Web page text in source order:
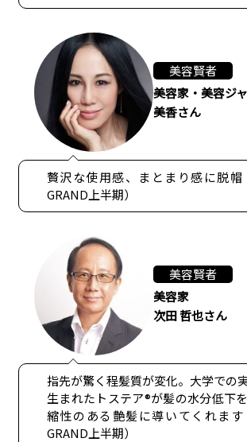
美容賢者
美容家・美容ジ
美香さん
贅沢な使用感、まとまり感に脱帽
GRAND上半期）
美容賢者
美容家
次田 哲也さん
指先が驚く程髪質が変化。大学での
生まれたトステア®が髪の水分低下
縮性のある艶髪に導いてくれます
GRAND上半期）